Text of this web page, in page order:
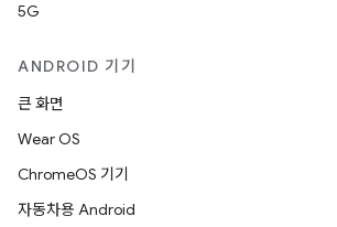
5G
ANDROID 기기
큰 화면
Wear OS
ChromeOS 기기
자동차용 Android